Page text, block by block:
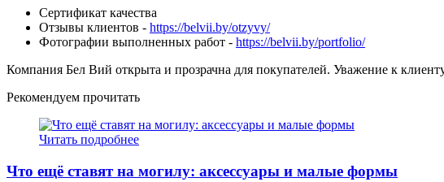
Сертификат качества
Отзывы клиентов - https://belvii.by/otzyvy/
Фотографии выполненных работ - https://belvii.by/portfolio/
Компания Бел Вий открыта и прозрачна для покупателей. Уважение к
Рекомендуем прочитать
Читать подробнее
Что ещё ставят на могилу: аксессуары и малые формы